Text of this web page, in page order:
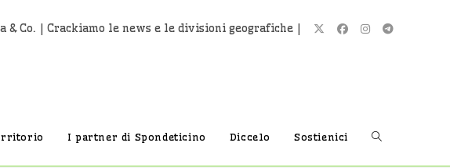
& Co. | Crackiamo le news e le divisioni geografiche |
I partner di Spondeticino Diccelo Sostienici Attiva/